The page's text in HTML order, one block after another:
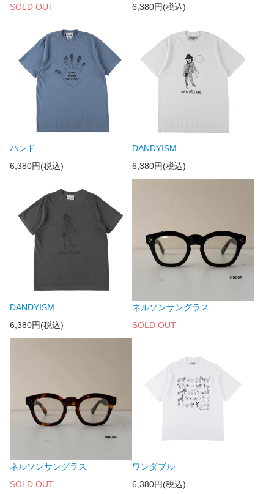
SOLD OUT
6,380円(税込)
ハンド
6,380円(税込)
DANDYISM
6,380円(税込)
DANDYISM
6,380円(税込)
ネルソンサングラス
SOLD OUT
ネルソンサングラス
SOLD OUT
ワンダブル
6,380円(税込)